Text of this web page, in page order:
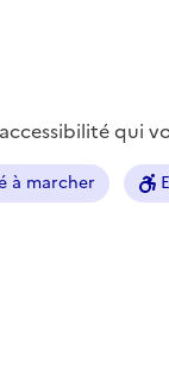
qui
à marcher